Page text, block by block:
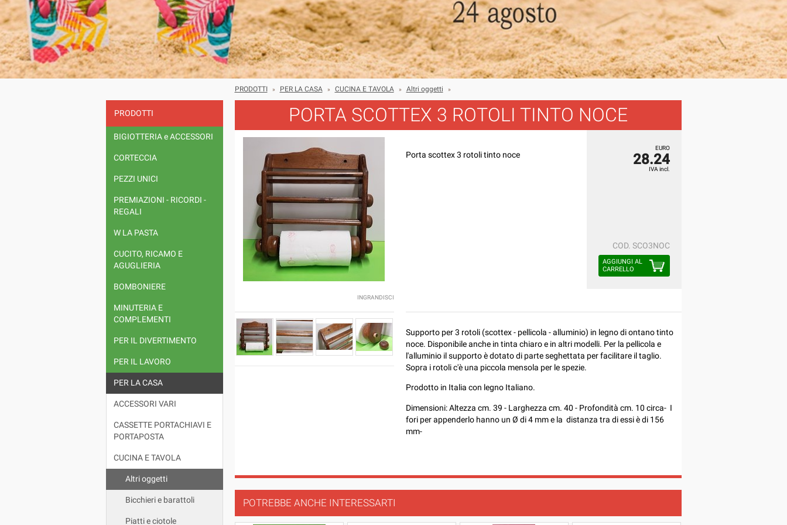
PRODOTTI
BIGIOTTERIA e ACCESSORI
CORTECCIA
PEZZI UNICI
PREMIAZIONI - RICORDI -
REGALI
W LA PASTA
CUCITO, RICAMO E
AGUGLIERIA
BOMBONIERE
MINUTERIA E
COMPLEMENTI
PER IL DIVERTIMENTO
PER IL LAVORO
PER LA CASA
ACCESSORI VARI
CASSETTE PORTACHIAVI E
PORTAPOSTA
CUCINA E TAVOLA
Altri oggetti
Bicchieri e barattoli
Piatti e ciotole
PRODOTTI » PER LA CASA » CUCINA E TAVOLA » Altri oggetti »
PORTA SCOTTEX 3 ROTOLI TINTO NOCE
INGRANDISCI
Porta scottex 3 rotoli tinto noce
EURO
28.24
IVA incl.
COD. SCO3NOC
AGGIUNGI AL
CARRELLO
Supporto per 3 rotoli (scottex - pellicola - alluminio) in legno di ontano tinto
noce. Disponibile anche in tinta chiaro e in altri modelli. Per la pellicola e
l'alluminio il supporto è dotato di parte seghettata per facilitare il taglio.
Sopra i rotoli c'è una piccola mensola per le spezie.
Prodotto in Italia con legno Italiano.
Dimensioni: Altezza cm. 39 - Larghezza cm. 40 - Profondità cm. 10 circa- I
fori per appenderlo hanno un Ø di 4 mm e la distanza tra di essi è di 156
mm-
POTREBBE ANCHE INTERESSARTI